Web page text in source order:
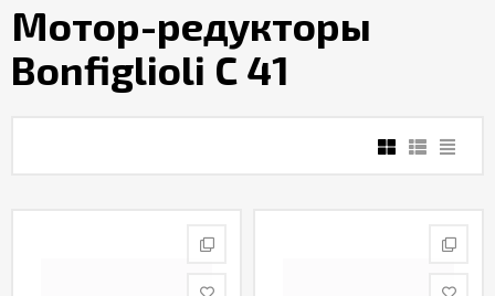
Мотор-редукторы
Bonfiglioli С 41